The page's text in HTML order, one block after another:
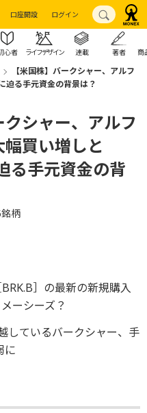
口座開設 ログイン
心者 ライフデザイン 連載 著者 商
【米国株】バークシャー、アルフ
迫る手元資金の背景は？
クシャー、アルフ
買い増しと
る手元資金の背
柄
］の最新の新規購入
ーシーズ？
しているバークシャー、手
に